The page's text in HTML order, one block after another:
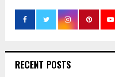
RECENT POSTS